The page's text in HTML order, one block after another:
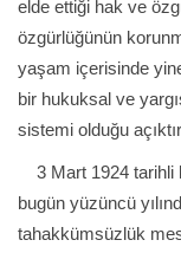
elde ettiği hak ve
özgürlüğünün
yaşam içerisinde
bir hukuksal ve
sistemi olduğu
3 Mart 1924 tarihli
bugün yüzüncü
tahakkümsüzlük